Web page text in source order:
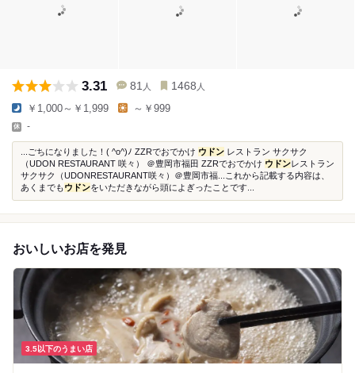
3.31 81 人 1468 人
￥1,000～￥1,999 ～￥999
-
...ごちになりました！( ^o^)ﾉ ZZRでおでかけ ウドン レストラン サクサク
（UDON RESTAURANT 咲々） ＠豊岡市福田 ZZRでおでかけ ウドンレストラン
サクサク（UDONRESTAURANT咲々）＠豊岡市福...これから記載する内容は、
あくまでもウドンをいただきながら頭によぎったことです...
おいしいお店を発見
3.5以下のうまい店